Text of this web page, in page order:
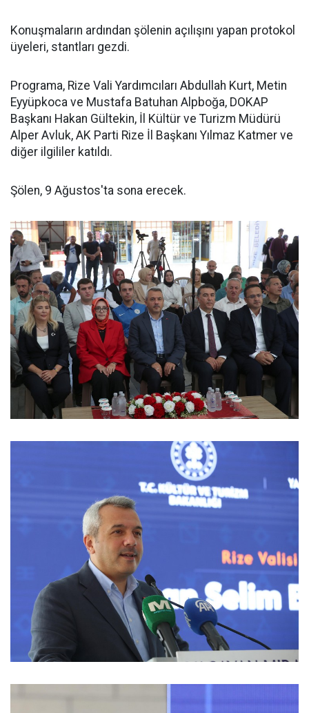
Konuşmaların ardından şölenin açılışını yapan protokol
üyeleri, stantları gezdi.
Programa, Rize Vali Yardımcıları Abdullah Kurt, Metin
Eyyüpkoca ve Mustafa Batuhan Alpboğa, DOKAP
Başkanı Hakan Gültekin, İl Kültür ve Turizm Müdürü
Alper Avluk, AK Parti Rize İl Başkanı Yılmaz Katmer ve
diğer ilgililer katıldı.
Şölen, 9 Ağustos'ta sona erecek.